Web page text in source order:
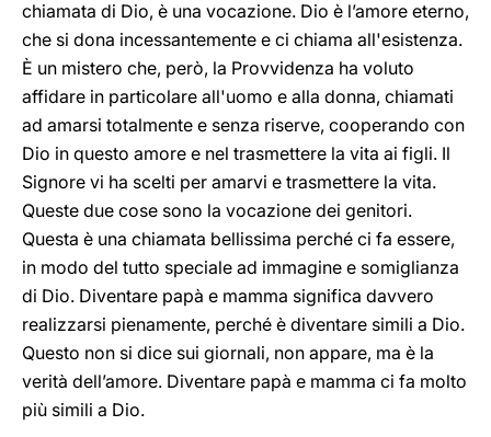
chiamata di Dio, è una vocazione. Dio è l’amore eterno,
che si dona incessantemente e ci chiama all'esistenza.
È un mistero che, però, la Provvidenza ha voluto
affidare in particolare all'uomo e alla donna, chiamati
ad amarsi totalmente e senza riserve, cooperando con
Dio in questo amore e nel trasmettere la vita ai figli. Il
Signore vi ha scelti per amarvi e trasmettere la vita.
Queste due cose sono la vocazione dei genitori.
Questa è una chiamata bellissima perché ci fa essere,
in modo del tutto speciale ad immagine e somiglianza
di Dio. Diventare papà e mamma significa davvero
realizzarsi pienamente, perché è diventare simili a Dio.
Questo non si dice sui giornali, non appare, ma è la
verità dell’amore. Diventare papà e mamma ci fa molto
più simili a Dio.